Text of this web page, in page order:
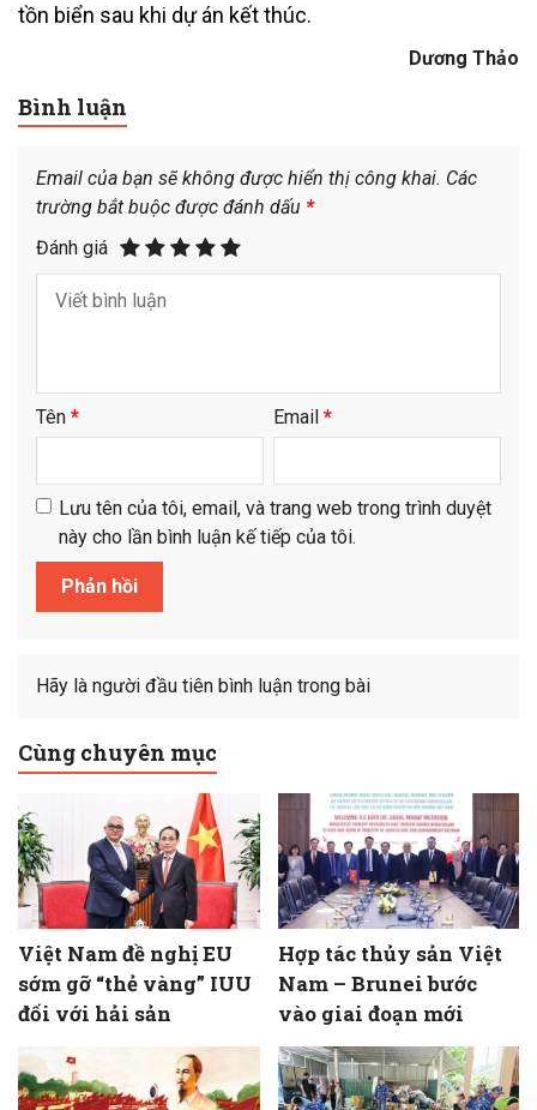
tồn biển sau khi dự án kết thúc.
Dương Thảo
Bình luận
Email của bạn sẽ không được hiển thị công khai. Các
trường bắt buộc được đánh dấu *
Đánh giá
Tên * Email *
Lưu tên của tôi, email, và trang web trong trình duyệt
này cho lần bình luận kế tiếp của tôi.
Hãy là người đầu tiên bình luận trong bài
Cùng chuyên mục
Việt Nam đề nghị EU
sớm gỡ “thẻ vàng” IUU
đối với hải sản
Hợp tác thủy sản Việt
Nam – Brunei bước
vào giai đoạn mới